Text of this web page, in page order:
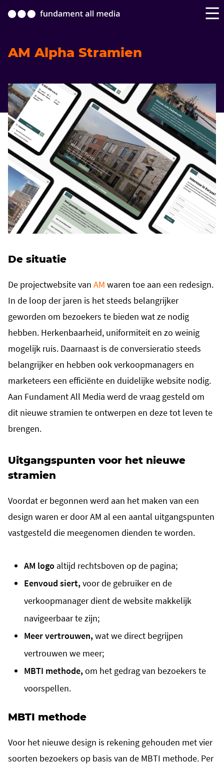
AM Alpha Stramien
De situatie
De projectwebsite van AM waren toe aan een redesign.
In de loop der jaren is het steeds belangrijker
geworden om bezoekers te bieden wat ze nodig
hebben. Herkenbaarheid, uniformiteit en zo weinig
mogelijk ruis. Daarnaast is de conversieratio steeds
belangrijker en hebben ook verkoopmanagers en
marketeers een efficiënte en duidelijke website nodig.
Aan Fundament All Media werd de vraag gesteld om
dit nieuwe stramien te ontwerpen en deze tot leven te
brengen.
Uitgangspunten voor het nieuwe
stramien
Voordat er begonnen werd aan het maken van een
design waren er door AM al een aantal uitgangspunten
vastgesteld die meegenomen dienden te worden.
AM logo altijd rechtsboven op de pagina;
Eenvoud siert, voor de gebruiker en de
verkoopmanager dient de website makkelijk
navigeerbaar te zijn;
Meer vertrouwen, wat we direct begrijpen
vertrouwen we meer;
MBTI methode, om het gedrag van bezoekers te
voorspellen.
MBTI methode
Voor het nieuwe design is rekening gehouden met vier
soorten bezoekers op basis van de MBTI methode. Per